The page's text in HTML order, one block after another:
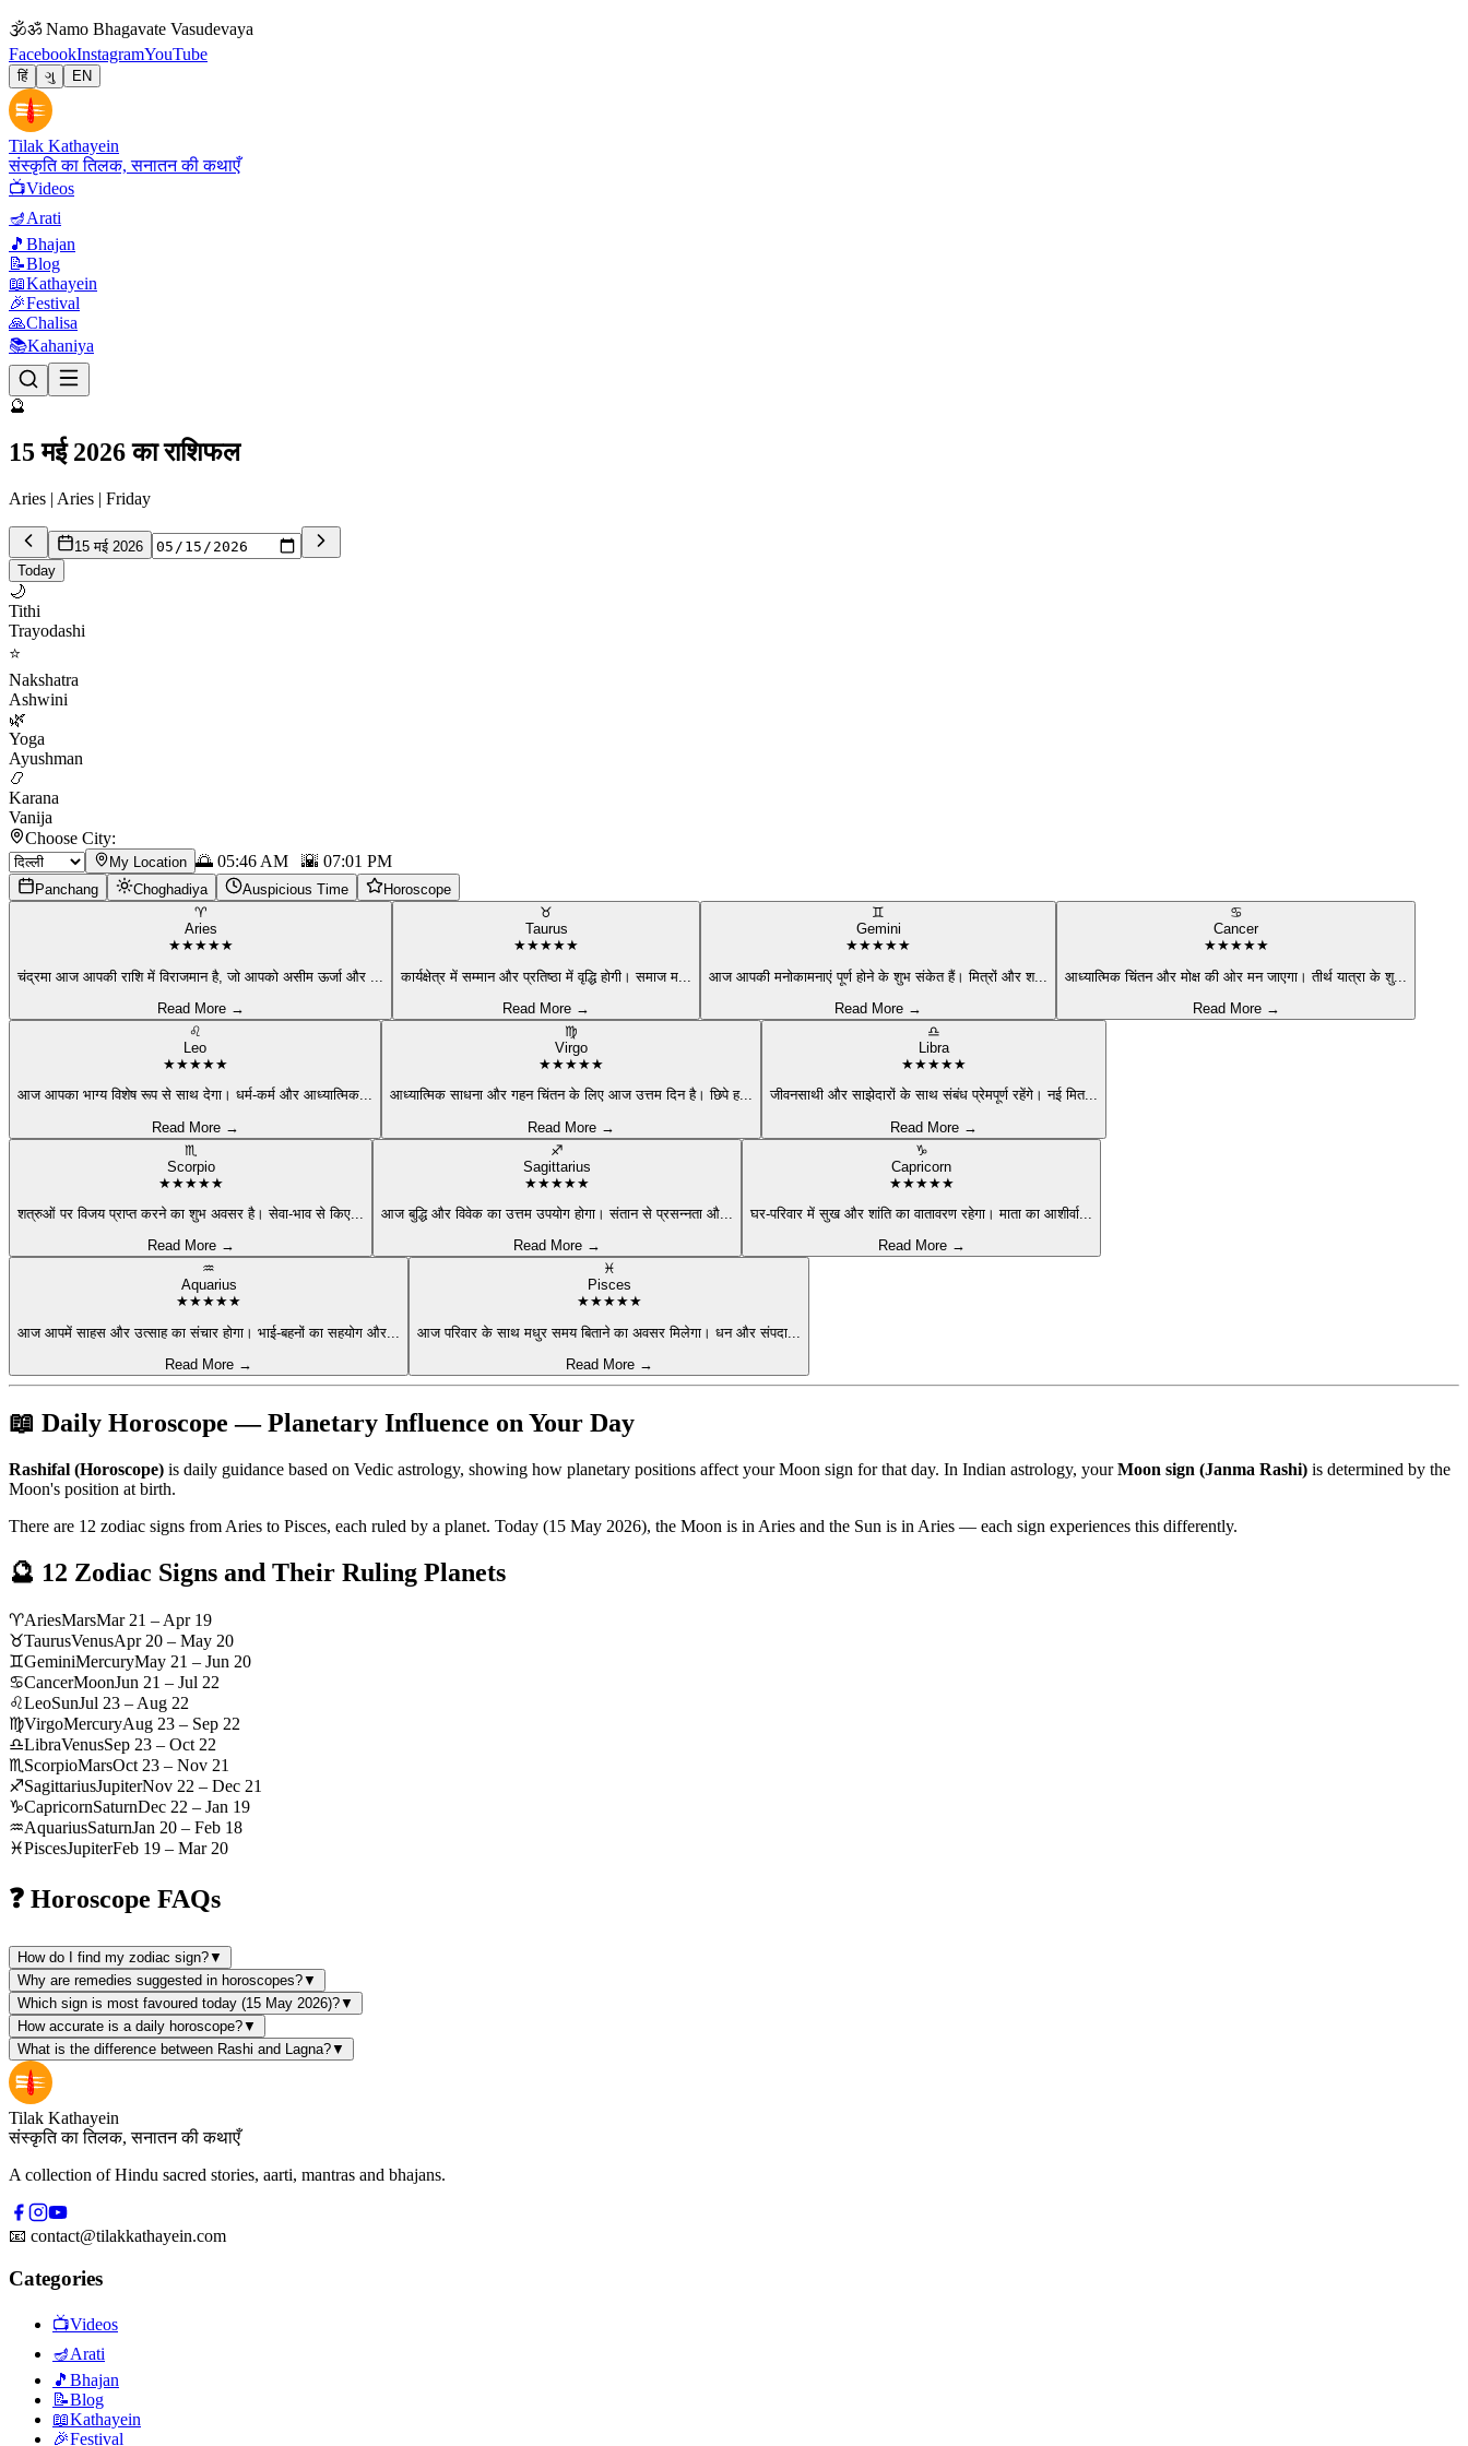
🕉ॐ Namo Bhagavate Vasudevaya
FacebookInstagramYouTube
हिं ગુ EN
Tilak Kathayein
संस्कृति का तिलक, सनातन की कथाएँ
📺Videos
🪔Arati
🎵 Bhajan
📝Blog
📖Kathayein
🎉Festival
🙏Chalisa
📚Kahaniya
🔮
15 मई 2026 का राशिफल
Aries | Aries | Friday
15 मई 2026
Today
🌙
Tithi
Trayodashi
⭐
Nakshatra
Ashwini
🌿
Yoga
Ayushman
📿
Karana
Vanija
Choose City:
My Location 🌅 05:46 AM 🌇 07:01 PM
Panchang Choghadiya Auspicious Time
Horoscope
♈
Aries
★★★★★
चंद्रमा आज आपकी राशि में विराजमान है, जो आपको असीम ऊर्जा और
Read More →
♉
Taurus
★★★★★
कार्यक्षेत्र में सम्मान और प्रतिष्ठा में वृद्धि होगी। समाज म
Read More →
♊
Gemini
★★★★★
आज आपकी मनोकामनाएं पूर्ण होने के शुभ संकेत हैं। मित्रों और श...
Read More →
♋
Cancer
★★★★★
आध्यात्मिक चिंतन और मोक्ष की ओर मन जाएगा। तीर्थ यात्रा के शु...
Read More →
♌
Leo
★★★★★
आज आपका भाग्य विशेष रूप से साथ देगा। धर्म-कर्म और आध्यात्मिक...
Read More →
♍
Virgo
★★★★★
आध्यात्मिक साधना और गहन चिंतन के लिए आज उत्तम दिन है। छिपे ह...
Read More →
♎
Libra
★★★★★
जीवनसाथी और साझेदारों के साथ संबंध प्रेमपूर्ण रहेंगे। नई मित...
Read More →
♏
Scorpio
★★★★★
शत्रुओं पर विजय प्राप्त करने का शुभ अवसर है। सेवा-भाव से किए
Read More →
♐
Sagittarius
★★★★★
आज बुद्धि और विवेक का उत्तम उपयोग होगा। संतान से प्रसन्नता औ
Read More →
♑
Capricorn
★★★★★
घर-परिवार में सुख और शांति का वातावरण रहेगा। माता का आशीर्वा
Read More →
♒
Aquarius
★★★★★
आज आपमें साहस और उत्साह का संचार होगा। भाई-बहनों का सहयोग और
Read More →
♓
Pisces
★★★★★
आज परिवार के साथ मधुर समय बिताने का अवसर मिलेगा। धन और संपदा
Read More →
📖 Daily Horoscope — Planetary Influence on Your Day
Rashifal (Horoscope) is daily guidance based on Vedic astrology, showing how planetary positions affect your Moon sign for that day. In Indian astrology, yourMoon sign (Janma Rashi) is determined by the
Moon's position at birth.
There are 12 zodiac signs from Aries to Pisces, each ruled by a planet. Today (15 May 2026), the Moon is in Aries and the Sun is in Aries — each sign experiences this differently.
🔮 12 Zodiac Signs and Their Ruling Planets
♈AriesMarsMar 21 – Apr 19
♉TaurusVenusApr 20 – May 20
♊GeminiMercuryMay 21 – Jun 20
♋CancerMoonJun 21 – Jul 22
♌LeoSunJul 23 – Aug 22
♍VirgoMercuryAug 23 – Sep 22
♎LibraVenusSep 23 – Oct 22
♏ ScorpioMarsOct 23 – Nov 21
♐SagittariusJupiterNov 22 – Dec 21
♑CapricornSaturnDec 22 – Jan 19
♒AquariusSaturnJan 20 – Feb 18
♓PiscesJupiterFeb 19 – Mar 20
❓ Horoscope FAQs
How do I find my zodiac sign?▼
Why are remedies suggested in horoscopes?▼
Which sign is most favoured today (15 May 2026)?▼
How accurate is a daily horoscope?▼
What is the difference between Rashi and Lagna?▼
Tilak Kathayein
संस्कृति का तिलक, सनातन की कथाएँ
A collection of Hindu sacred stories, aarti, mantras and bhajans.
📧 contact@tilakkathayein.com
Categories
📺Videos
🪔Arati
🎵 Bhajan
📝Blog
📖Kathayein
🎉Festival